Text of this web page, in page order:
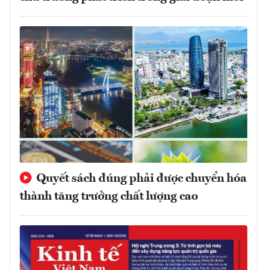
Quyết sách đúng phải được chuyển hóa
thành tăng trưởng chất lượng cao